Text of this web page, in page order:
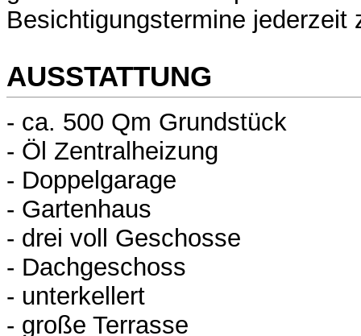
Besichtigungstermine jederzeit
AUSSTATTUNG
- ca. 500 Qm Grundstück
- Öl Zentralheizung
- Doppelgarage
- Gartenhaus
- drei voll Geschosse
- Dachgeschoss
- unterkellert
- große Terrasse